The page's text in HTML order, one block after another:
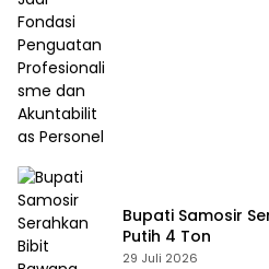
Bupati Samosir
Putih 4 Ton
29 Juli 2026